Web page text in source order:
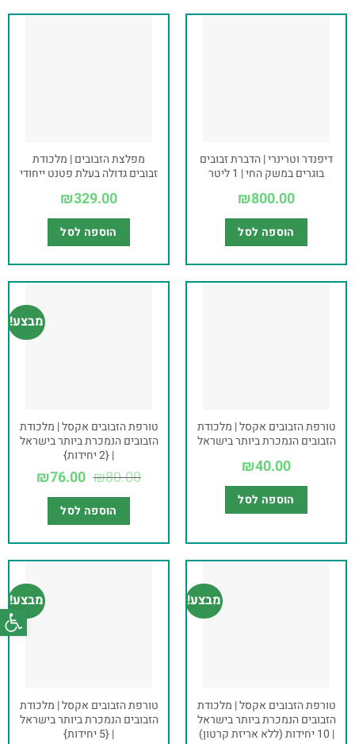
דיפנדר וטרינרי | הדברת זבובים
בוגרים במשק החי | 1 ליטר
₪800.00
הוספה לסל
מפלצת הזבובים | מלכודת
זבובים גדולה בעלת פטנט ייחודי
₪329.00
הוספה לסל
טורפת הזבובים אקסל | מלכודת
הזבובים הנמכרת ביותר בישראל
₪40.00
הוספה לסל
מבצע!
טורפת הזבובים אקסל | מלכודת
הזבובים הנמכרת ביותר בישראל
| {2 יחידות}
₪80.00
₪76.00
הוספה לסל
מבצע!
טורפת הזבובים אקסל | מלכודת
הזבובים הנמכרת ביותר בישראל
| 10 יחידות (ללא אריזת קרטון)
מבצע!
טורפת הזבובים אקסל | מלכודת
הזבובים הנמכרת ביותר בישראל
| {5 יחידות}
פתח